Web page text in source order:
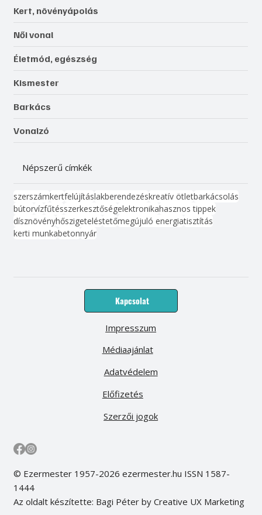
Kert, növényápolás
Női vonal
Életmód, egészség
Kismester
Barkács
Vonalzó
Népszerű címkék
szerszámkertfelújításlakberendezéskreatív ötletbarkácsolás
bútorvízfűtésszerkesztőségelektronikahasznos tippek
dísznövényhőszigeteléstetőmegújuló energiatisztítás
kerti munkabetonnyár
Kapcsolat
Médiaajánlat
Előfizetés
Impresszum
Adatvédelem
Szerzői jogok
© Ezermester 1957-2026 ezermester.hu ISSN 1587-
1444
Az oldalt készítette: Bagi Péter by Creative UX Marketing